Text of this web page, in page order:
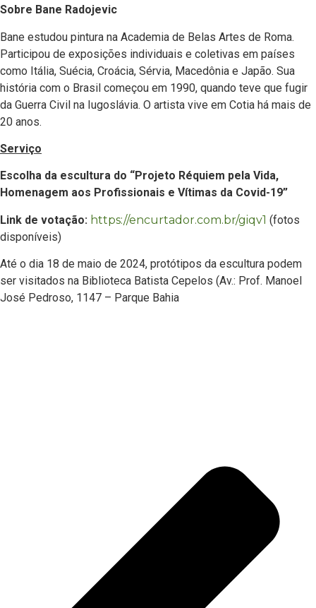
Sobre Bane Radojevic
Bane estudou pintura na Academia de Belas Artes de Roma.
Participou de exposições individuais e coletivas em países
como Itália, Suécia, Croácia, Sérvia, Macedônia e Japão. Sua
história com o Brasil começou em 1990, quando teve que fugir
da Guerra Civil na Iugoslávia. O artista vive em Cotia há mais de
20 anos.
Serviço
Escolha da escultura do “Projeto Réquiem pela Vida,
Homenagem aos Profissionais e Vítimas da Covid-19”
Link de votação: https://encurtador.com.br/giqv1 (fotos
disponíveis)
Até o dia 18 de maio de 2024, protótipos da escultura podem
ser visitados na Biblioteca Batista Cepelos (Av.: Prof. Manoel
José Pedroso, 1147 – Parque Bahia